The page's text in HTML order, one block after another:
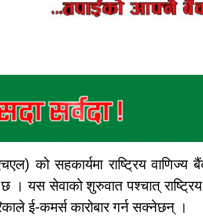
को सहकार्यमा राष्ट्रिय वाणिज्य
। यस सेवाको शुरुवात पश्चात् राष्ट्रिय
ई-कमर्स कारोबार गर्न सक्नेछन् ।